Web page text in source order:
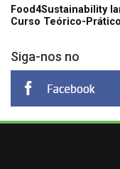
Food4Sustainability
Curso Teórico-
Siga-nos no